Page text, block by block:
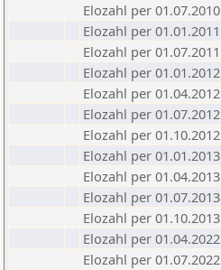
Elozahl per 01.07.2010
Elozahl per 01.01.2011
Elozahl per 01.07.2011
Elozahl per 01.01.2012
Elozahl per 01.04.2012
Elozahl per 01.07.2012
Elozahl per 01.10.2012
Elozahl per 01.01.2013
Elozahl per 01.04.2013
Elozahl per 01.07.2013
Elozahl per 01.10.2013
Elozahl per 01.04.2022
Elozahl per 01.07.2022